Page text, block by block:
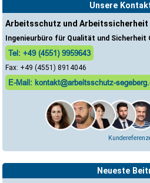
Unsere
Arbeitsschutz und Arbeitssicherheit
Ingenieurbüro für Qualität und Sicherheit
Tel: +49 (4551) 9959643
Fax: +49 (4551) 8914046
E-Mail: kontakt@arbeitsschutz-
Neueste